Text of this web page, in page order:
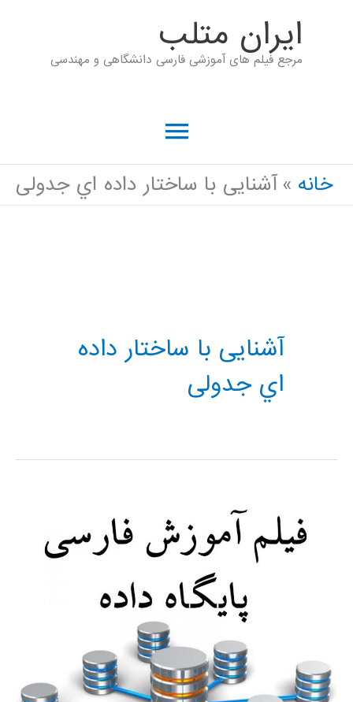
ايران متلب
مرجع فیلم های آموزشی فارسی دانشگاهی و مهندسی
فهرست
اصلی
خانه آشنایی با ساختار داده اي جدولی
آشنایی با ساختار داده
اي جدولی